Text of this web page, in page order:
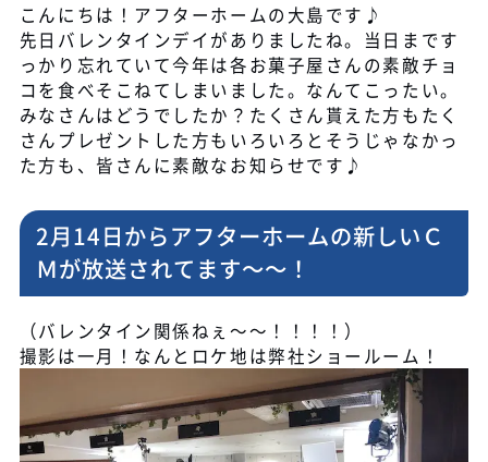
こんにちは！アフターホームの大島です♪
先日バレンタインデイがありましたね。当日まです
っかり忘れていて今年は各お菓子屋さんの素敵チョ
コを食べそこねてしまいました。なんてこったい。
みなさんはどうでしたか？たくさん貰えた方もたく
さんプレゼントした方もいろいろとそうじゃなかっ
た方も、皆さんに素敵なお知らせです♪
2月14日からアフターホームの新しいＣ
Ｍが放送されてます～～！
（バレンタイン関係ねぇ～～！！！！）
撮影は一月！なんとロケ地は弊社ショールーム！